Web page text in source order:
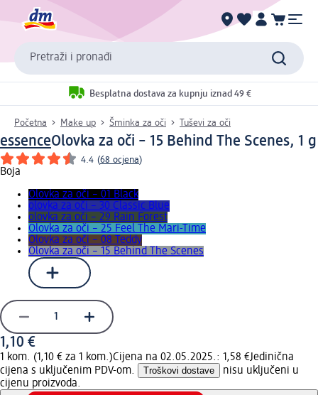
Pretraži i pronađi
Besplatna dostava za kupnju iznad 49 €
Početna Make up Šminka za oči Tuševi za oči
essenceOlovka za oči – 15 Behind The Scenes, 1 g
4.4 (68 ocjena)
Boja
Olovka za oči – 01 Black
olovka za oči – 30 Classic Blue
olovka za oči – 29 Rain Forest
Olovka za oči – 25 Feel The Mari-Time
Olovka za oči – 08 Teddy
Olovka za oči – 15 Behind The Scenes
1,10 €
1 kom. (1,10 € za 1 kom.)Cijena na 02.05.2025.: 1,58 €Jedinična
cijena s uključenim PDV-om.
Troškovi dostave
nisu uključeni u
cijenu proizvoda.